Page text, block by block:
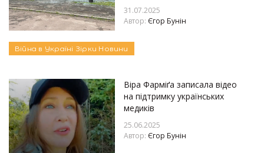
31.07.2025
Автор: Єгор Бунін
Війна в Україні Зірки Новини
Віра Фарміґа записала відео
на підтримку українських
медиків
25.06.2025
Автор: Єгор Бунін